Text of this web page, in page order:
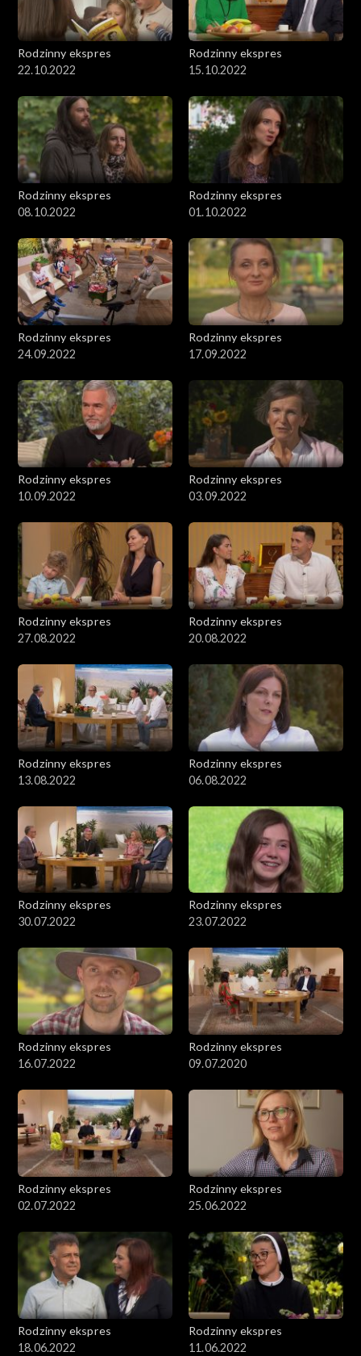
Rodzinny ekspres
22.10.2022
Rodzinny ekspres
15.10.2022
Rodzinny ekspres
08.10.2022
Rodzinny ekspres
01.10.2022
Rodzinny ekspres
24.09.2022
Rodzinny ekspres
17.09.2022
Rodzinny ekspres
10.09.2022
Rodzinny ekspres
03.09.2022
Rodzinny ekspres
27.08.2022
Rodzinny ekspres
20.08.2022
Rodzinny ekspres
13.08.2022
Rodzinny ekspres
06.08.2022
Rodzinny ekspres
30.07.2022
Rodzinny ekspres
23.07.2022
Rodzinny ekspres
16.07.2022
Rodzinny ekspres
09.07.2020
Rodzinny ekspres
02.07.2022
Rodzinny ekspres
25.06.2022
Rodzinny ekspres
18.06.2022
Rodzinny ekspres
11.06.2022